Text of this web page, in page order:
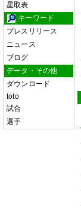
星取表
キーワード
プレスリリース
ニュース
ブログ
データ・その他
ダウンロード
toto
試合
選手